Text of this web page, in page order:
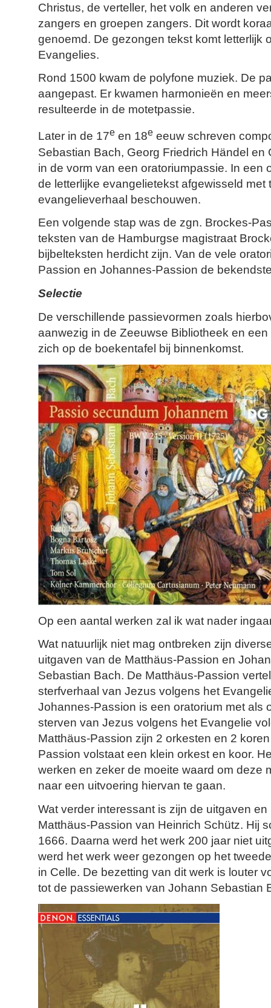
Christus, de verteller, het volk en anderen
zangers en groepen zangers. Dit wordt
genoemd. De gezongen tekst komt letterlijk
Evangelies.
Rond 1500 kwam de polyfone muziek. De
aangepast. Er kwamen harmonieën en
resulteerde in de motetpassie.
Later in de 17e en 18e eeuw schreven
Sebastian Bach, Georg Friedrich Händel en
in de vorm van een oratoriumpassie. In een
de letterlijke evangelietekst afgewisseld met
evangelieverhaal beschouwen.
Een volgende stap was de zgn. Brockes-
teksten van de Hamburgse magistraat
bijbelteksten herdicht zijn. Van de vele
Passion en Johannes-Passion de
Selectie
De verschillende passievormen zoals
aanwezig in de Zeeuwse Bibliotheek en
zich op de boekentafel bij binnenkomst.
Op een aantal werken zal ik wat nader
Wat natuurlijk niet mag ontbreken zijn
uitgaven van de Matthäus-Passion en
Sebastian Bach. De Matthäus-Passion
sterfverhaal van Jezus volgens het
Johannes-Passion is een oratorium met als
sterven van Jezus volgens het Evangelie
Matthäus-Passion zijn 2 orkesten en 2
Passion volstaat een klein orkest en koor.
werken en zeker de moeite waard om deze
naar een uitvoering hiervan te gaan.
Wat verder interessant is zijn de uitgaven
Matthäus-Passion van Heinrich Schütz. Hij
1666. Daarna werd het werk 200 jaar niet
werd het werk weer gezongen op het
in Celle. De bezetting van dit werk is louter
tot de passiewerken van Johann Sebastian